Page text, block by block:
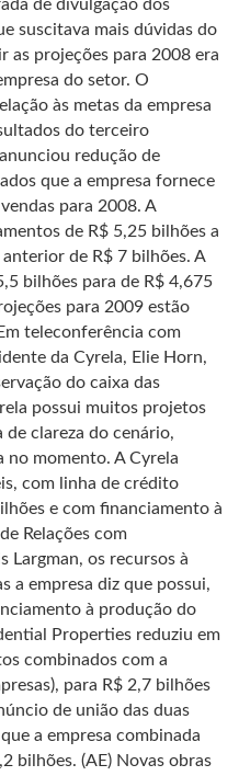
de divulgação dos
suscitava mais dúvidas do
as projeções para 2008 era
do setor. O
às metas da empresa
do terceiro
redução de
que a empresa fornece
para 2008. A
de R$ 5,25 bilhões a
de R$ 7 bilhões. A
bilhões para de R$ 4,675
para 2009 estão
teleconferência com
da Cyrela, Elie Horn,
do caixa das
possui muitos projetos
clareza do cenário,
no momento. A Cyrela
com linha de crédito
e com financiamento à
Relações com
Largman, os recursos à
a empresa diz que possui,
à produção do
Properties reduziu em
combinados com a
para R$ 2,7 bilhões
de união das duas
a empresa combinada
bilhões. (AE) Novas obras